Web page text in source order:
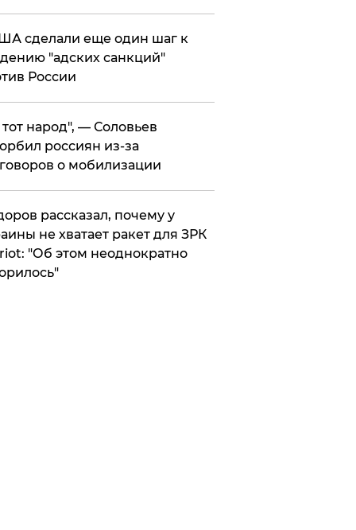
сделали еще один шаг к
"адских санкций"
России
народ", — Соловьев
россиян из-за
о мобилизации
рассказал, почему у
не хватает ракет для ЗРК
"Об этом неоднократно